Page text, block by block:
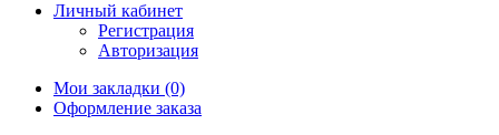
Личный кабинет
Регистрация
Авторизация
Мои закладки (0)
Оформление заказа